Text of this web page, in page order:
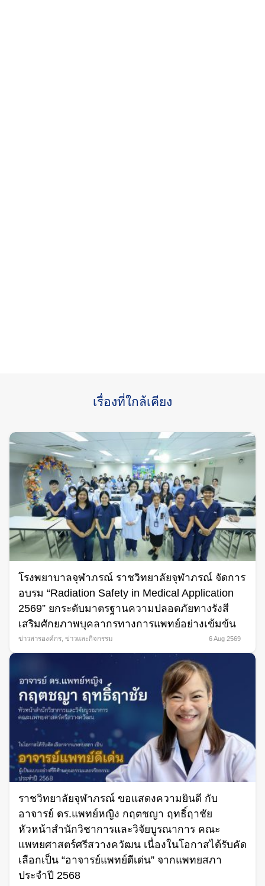
เรื่องที่ใกล้เคียง
โรงพยาบาลจุฬาภรณ์ ราชวิทยาลัยจุฬาภรณ์ จัดการ
อบรม “Radiation Safety in Medical Application
2569” ยกระดับมาตรฐานความปลอดภัยทางรังสี
เสริมศักยภาพบุคลากรทางการแพทย์อย่างเข้มข้น
ข่าวสารองค์กร ข่าวและกิจกรรม 6 Aug 2569
ราชวิทยาลัยจุฬาภรณ์ ขอแสดงความยินดี กับ
อาจารย์ ดร.แพทย์หญิง กฤตชญา ฤทธิ์ฤาชัย
หัวหน้าสำนักวิชาการและวิจัยบูรณาการ คณะ
แพทยศาสตร์ศรีสวางควัฒน เนื่องในโอกาสได้รับคัด
เลือกเป็น “อาจารย์แพทย์ดีเด่น” จากแพทยสภา
ประจำปี 2568